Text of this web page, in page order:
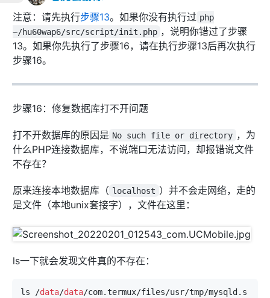
注意：请先执行步骤13。如果你没有执行过 php
~/hu60wap6/src/script/init.php ，说明你错过了步骤
13。如果你先执行了步骤16，请在执行步骤13后再次执行
步骤16。
步骤16：修复数据库打不开问题
打不开数据库的原因是 No such file or directory ，为
什么PHP连接数据库，不说端口无法访问，却报错说文件
不存在？
原来连接本地数据库（ localhost ）并不会走网络，走的
是文件（本地unix套接字），文件在这里：
ls一下就会发现文件真的不存在：
ls /data/data/com.termux/files/usr/tmp/mysqld.s